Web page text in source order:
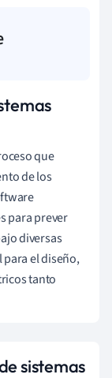
que
de los
para prever
diversas
el diseño,
tanto
sistemas